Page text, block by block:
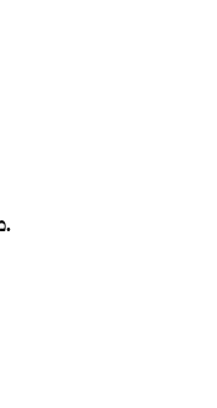
מתמחה בהוראת השפה המדוברת והעסקית.